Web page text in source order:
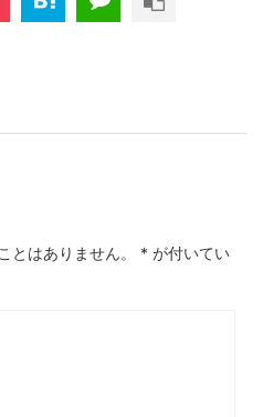
とはありません。 * が付いてい